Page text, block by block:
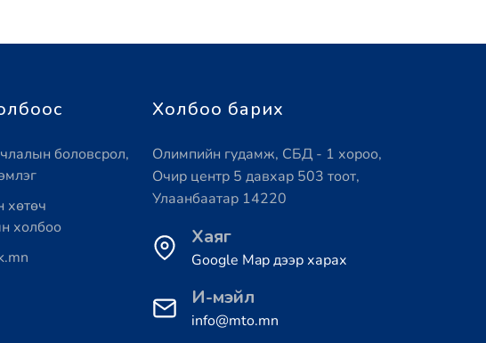
боловсрол,
хөтөч
холбоо
Холбоо барих
Олимпийн гудамж, СБД - 1 хороо,
Очир центр 5 давхар 503 тоот,
Улаанбаатар 14220
Хаяг
Google Map дээр харах
И-мэйл
info@mto.mn